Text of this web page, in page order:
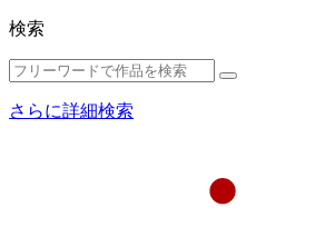
検索
さらに詳細検索